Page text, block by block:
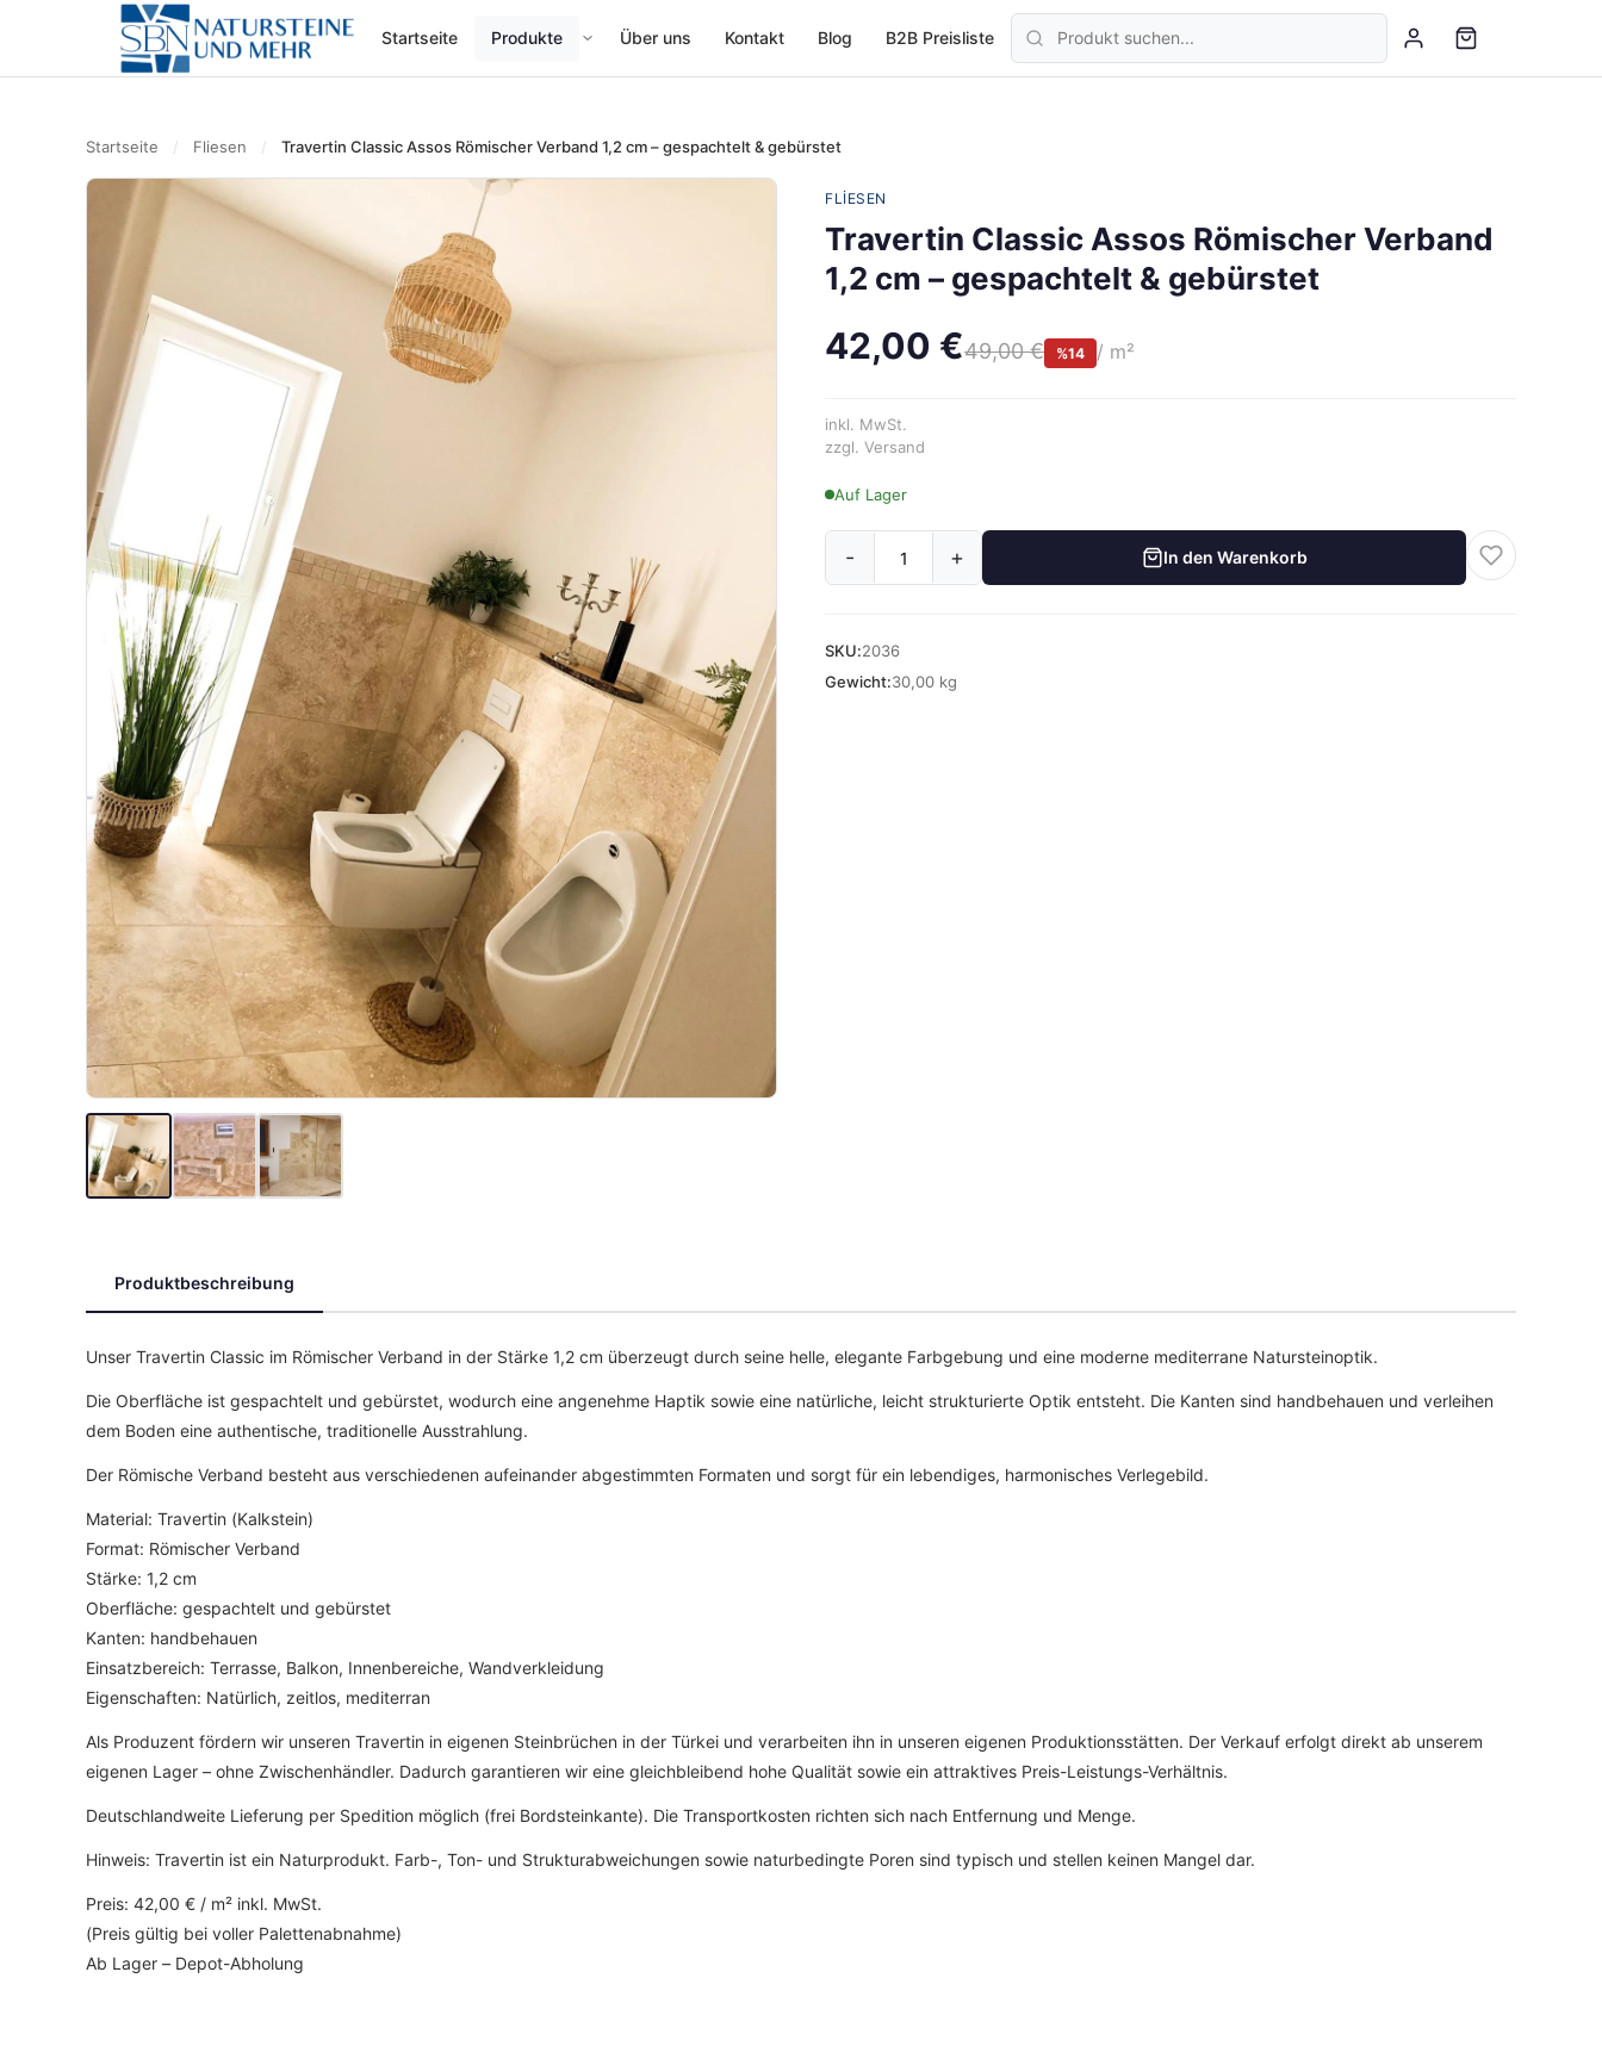
Startseite Produkte Über uns Kontakt Blog B2B Preisliste
Startseite / Fliesen / Travertin Classic Assos Römischer Verband 1,2 cm – gespachtelt & gebürstet
FLIESEN
Travertin Classic Assos Römischer Verband
1,2 cm – gespachtelt & gebürstet
42,00 €49,00 € %14 / m²
inkl. MwSt.
zzgl. Versand
Auf Lager
- + In den Warenkorb
SKU:2036
Gewicht:30,00 kg
Produktbeschreibung
Unser Travertin Classic im Römischer Verband in der Stärke 1,2 cm überzeugt durch seine helle, elegante Farbgebung und eine moderne mediterrane Natursteinoptik.
Die Oberfläche ist gespachtelt und gebürstet, wodurch eine angenehme Haptik sowie eine natürliche, leicht strukturierte Optik entsteht. Die Kanten sind handbehauen und verleihen
dem Boden eine authentische, traditionelle Ausstrahlung.
Der Römische Verband besteht aus verschiedenen aufeinander abgestimmten Formaten und sorgt für ein lebendiges, harmonisches Verlegebild.
Material: Travertin (Kalkstein)
Format: Römischer Verband
Stärke: 1,2 cm
Oberfläche: gespachtelt und gebürstet
Kanten: handbehauen
Einsatzbereich: Terrasse, Balkon, Innenbereiche, Wandverkleidung
Eigenschaften: Natürlich, zeitlos, mediterran
Als Produzent fördern wir unseren Travertin in eigenen Steinbrüchen in der Türkei und verarbeiten ihn in unseren eigenen Produktionsstätten. Der Verkauf erfolgt direkt ab unserem
eigenen Lager – ohne Zwischenhändler. Dadurch garantieren wir eine gleichbleibend hohe Qualität sowie ein attraktives Preis-Leistungs-Verhältnis.
Deutschlandweite Lieferung per Spedition möglich (frei Bordsteinkante). Die Transportkosten richten sich nach Entfernung und Menge.
Hinweis: Travertin ist ein Naturprodukt. Farb-, Ton- und Strukturabweichungen sowie naturbedingte Poren sind typisch und stellen keinen Mangel dar.
Preis: 42,00 € / m² inkl. MwSt.
(Preis gültig bei voller Palettenabnahme)
Ab Lager – Depot-Abholung